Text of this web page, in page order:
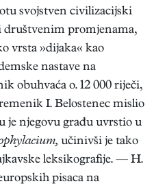
svojstven civilizacijski
promjenama,
vrsta »dijaka« kao
nastave na
obuhvaća o. 12 000 riječi,
I. Belostenec mislio
je njegovu građu uvrstio u
učinivši je tako
leksikografije. — H.
pisaca na